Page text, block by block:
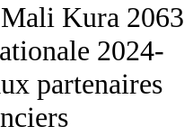
Kura 2063
2024-
partenaires